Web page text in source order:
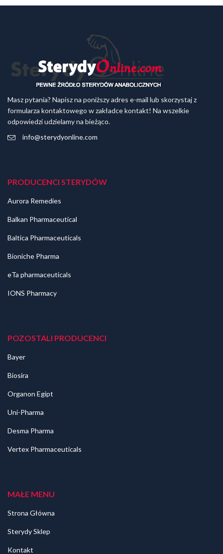
Masz pytania? Napisz na poniższy adres e-mail lub skorzystaj z
formularza kontaktowego w zakładce kontakt! Na wszelkie
odpowiedzi udzielamy na bieżąco.
info@sterydyonline.com
PRODUCENCI STERYDÓW
Aurora Remedies
Balkan Pharmaceutical
Baltica Pharmaceuticals
Bioniche Pharma
eTa pharmaceuticals
IONS Pharmacy
POZOSTALI PRODUCENCI
Bayer
Biosira
Organon Egipt
Uni-Pharma
Desma Pharma
Vertex Pharmaceuticals
MAŁE MENU
Strona Główna
Sterydy Sklep
Kontakt